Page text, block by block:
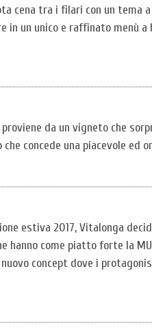
cena tra i filari con un tema a
in un unico e raffinato menù
da un vigneto che
concede una piacevole ed
estiva 2017, Vitalonga
hanno come piatto forte la
concept dove i